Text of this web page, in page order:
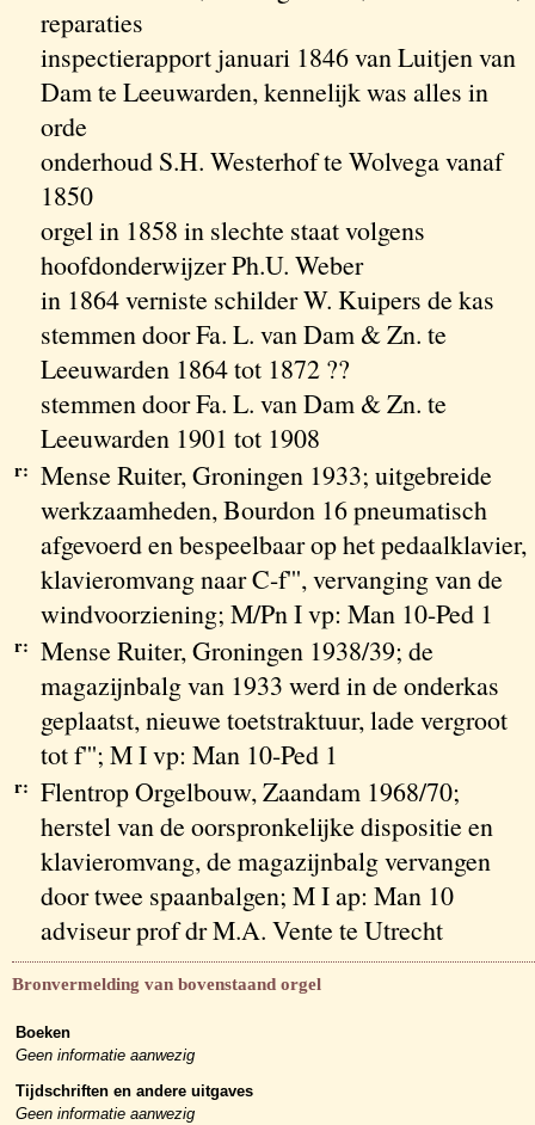
reparaties
inspectierapport januari 1846 van Luitjen van
Dam te Leeuwarden, kennelijk was alles in
orde
onderhoud S.H. Westerhof te Wolvega vanaf
1850
orgel in 1858 in slechte staat volgens
hoofdonderwijzer Ph.U. Weber
in 1864 verniste schilder W. Kuipers de kas
stemmen door Fa. L. van Dam & Zn. te
Leeuwarden 1864 tot 1872 ??
stemmen door Fa. L. van Dam & Zn. te
Leeuwarden 1901 tot 1908
r: Mense Ruiter, Groningen 1933; uitgebreide
werkzaamheden, Bourdon 16 pneumatisch
afgevoerd en bespeelbaar op het pedaalklavier,
klavieromvang naar C-f''', vervanging van de
windvoorziening; M/Pn I vp: Man 10-Ped 1
r: Mense Ruiter, Groningen 1938/39; de
magazijnbalg van 1933 werd in de onderkas
geplaatst, nieuwe toetstraktuur, lade vergroot
tot f'''; M I vp: Man 10-Ped 1
r: Flentrop Orgelbouw, Zaandam 1968/70;
herstel van de oorspronkelijke dispositie en
klavieromvang, de magazijnbalg vervangen
door twee spaanbalgen; M I ap: Man 10
adviseur prof dr M.A. Vente te Utrecht
Bronvermelding van bovenstaand orgel
Boeken
Geen informatie aanwezig
Tijdschriften en andere uitgaves
Geen informatie aanwezig